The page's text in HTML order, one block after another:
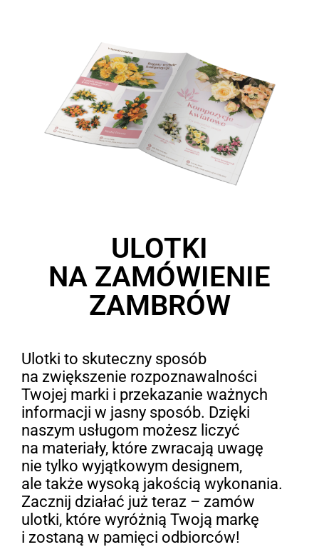
ULOTKI
NA ZAMÓWIENIE
ZAMBRÓW
Ulotki to skuteczny sposób
na zwiększenie rozpoznawalności
Twojej marki i przekazanie ważnych
informacji w jasny sposób. Dzięki
naszym usługom możesz liczyć
na materiały, które zwracają uwagę
nie tylko wyjątkowym designem,
ale także wysoką jakością wykonania.
Zacznij działać już teraz – zamów
ulotki, które wyróżnią Twoją markę
i zostaną w pamięci odbiorców!